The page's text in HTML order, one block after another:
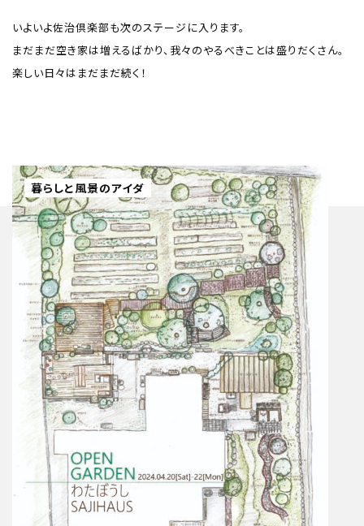
いよいよ佐治倶楽部も次のステージに入ります。
まだまだ空き家は増えるばかり、我々のやるべきことは盛りだくさん。
楽しい日々はまだまだ続く！
暮らしと風景のアイダ